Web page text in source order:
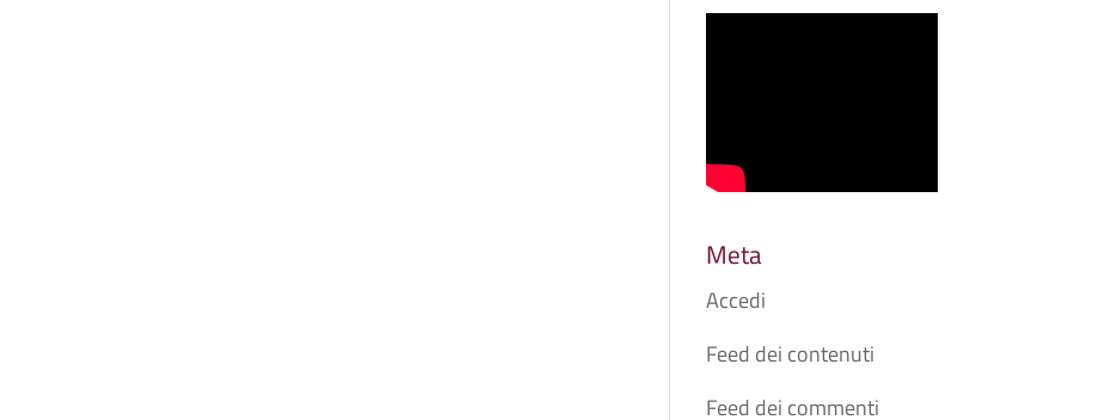
Meta
Accedi
Feed dei contenuti
Feed dei commenti